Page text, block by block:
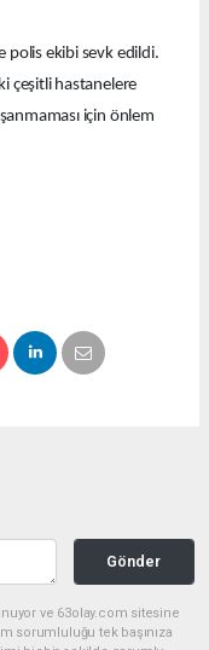
polis ekibi sevk edildi.
çeşitli hastanelere
için önlem
Gönder
ve 63olay.com sitesine
sorumluluğu tek başınıza